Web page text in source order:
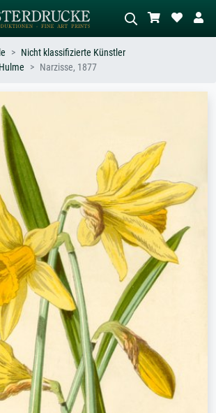
Werktiteln
Monet,
Welle
Nicht klassifizierte Künstler
Narzisse, 1877